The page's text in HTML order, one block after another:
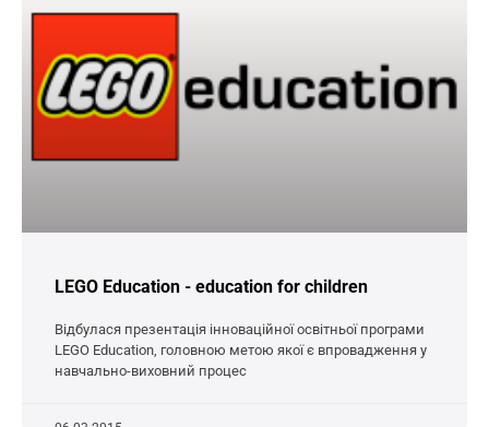
LEGO Education - education for children
Відбулася презентація інноваційної освітньої програми
LEGO Education, головною метою якої є впровадження у
навчально-виховний процес